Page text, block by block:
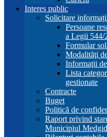
Interes public
Solicitare
Persoane
a Legii 544/
Formular
Modalităţi
Informaţii
Lista
gestionate
Contracte
Buget
Politică de
Raport privind
Municipiul